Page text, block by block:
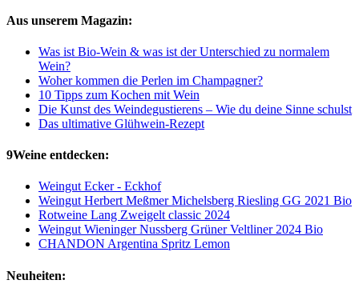
Aus unserem Magazin:
Was ist Bio-Wein & was ist der Unterschied zu normalem
Wein?
Woher kommen die Perlen im Champagner?
10 Tipps zum Kochen mit Wein
Die Kunst des Weindegustierens – Wie du deine Sinne schulst
Das ultimative Glühwein-Rezept
9Weine entdecken:
Weingut Ecker - Eckhof
Weingut Herbert Meßmer Michelsberg Riesling GG 2021 Bio
Rotweine Lang Zweigelt classic 2024
Weingut Wieninger Nussberg Grüner Veltliner 2024 Bio
CHANDON Argentina Spritz Lemon
Neuheiten: